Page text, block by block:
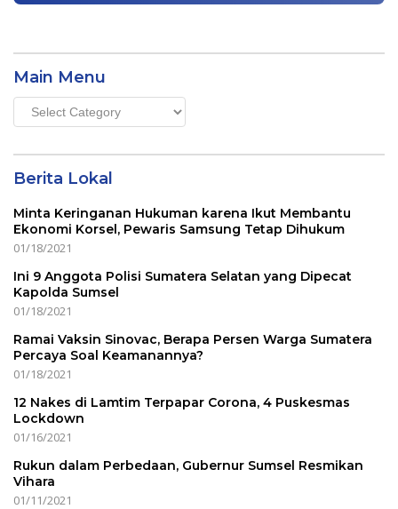
Main Menu
Main
Menu
Berita Lokal
Minta Keringanan Hukuman karena Ikut Membantu
Ekonomi Korsel, Pewaris Samsung Tetap Dihukum
01/18/2021
Ini 9 Anggota Polisi Sumatera Selatan yang Dipecat
Kapolda Sumsel
01/18/2021
Ramai Vaksin Sinovac, Berapa Persen Warga Sumatera
Percaya Soal Keamanannya?
01/18/2021
12 Nakes di Lamtim Terpapar Corona, 4 Puskesmas
Lockdown
01/16/2021
Rukun dalam Perbedaan, Gubernur Sumsel Resmikan
Vihara
01/11/2021